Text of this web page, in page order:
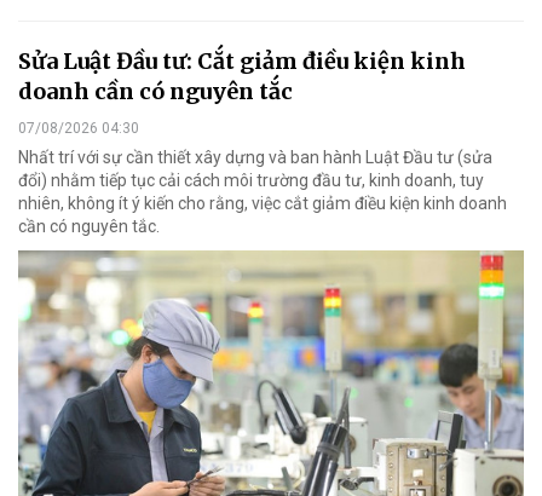
Sửa Luật Đầu tư: Cắt giảm điều kiện kinh
doanh cần có nguyên tắc
07/08/2026 04:30
Nhất trí với sự cần thiết xây dựng và ban hành Luật Đầu tư (sửa
đổi) nhằm tiếp tục cải cách môi trường đầu tư, kinh doanh, tuy
nhiên, không ít ý kiến cho rằng, việc cắt giảm điều kiện kinh doanh
cần có nguyên tắc.